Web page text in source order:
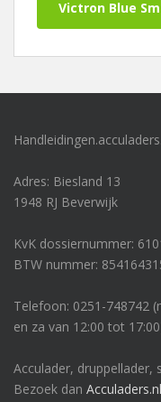
Victron Blue
Adres: Biesland 13
1948 RJ Beverwijk
KvK dossiernummer:
BTW nummer:
Telefoon: 0251-748742
en za van 12:00 tot
Acculader,
Bezoek dan Acculaders.nl